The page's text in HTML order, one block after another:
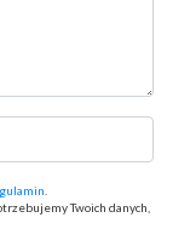
Twoich danych,